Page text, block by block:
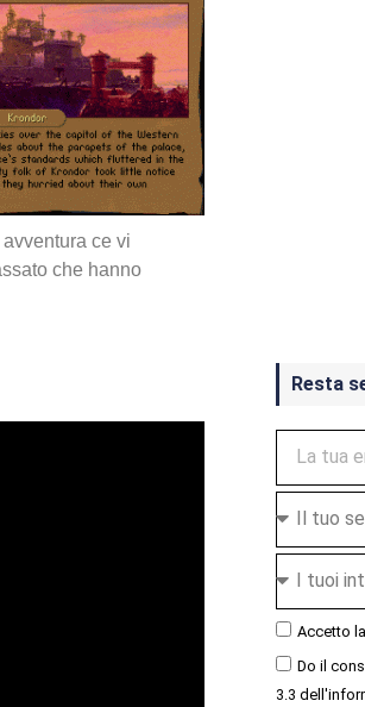
ce vi
che hanno
Resta
Accetto la
Do il
3.3